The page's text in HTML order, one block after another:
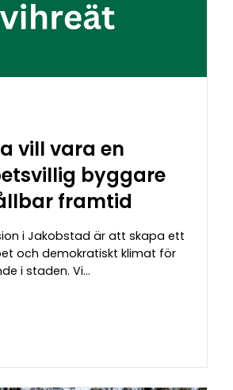
vill vara en
byggare
framtid
i Jakobstad är att skapa ett
och demokratiskt klimat för
i staden. Vi…